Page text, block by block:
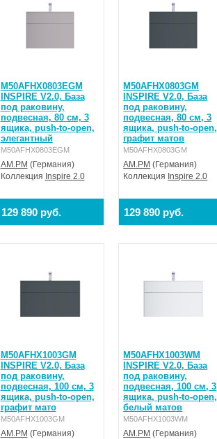
M50AFHX0803EGM
INSPIRE V2.0, База
под раковину,
подвесная, 80 см, 3
ящика, push-to-open,
элегантный
M50AFHX0803EGM
AM.PM (Германия)
Коллекция Inspire 2.0
129 890 руб.
M50AFHX0803GM
INSPIRE V2.0, База
под раковину,
подвесная, 80 см, 3
ящика, push-to-open,
графит матов
M50AFHX0803GM
AM.PM (Германия)
Коллекция Inspire 2.0
129 890 руб.
M50AFHX1003GM
INSPIRE V2.0, База
под раковину,
подвесная, 100 см, 3
ящика, push-to-open,
графит мато
M50AFHX1003GM
AM.PM (Германия)
M50AFHX1003WM
INSPIRE V2.0, База
под раковину,
подвесная, 100 см, 3
ящика, push-to-open,
белый матов
M50AFHX1003WM
AM.PM (Германия)